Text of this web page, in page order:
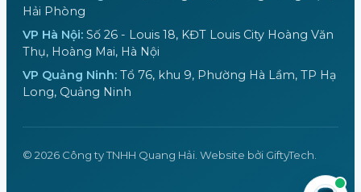
Hải Phòng
VP Hà Nội: Số 26 - Louis 18, KĐT Louis City Hoàng Văn
Thụ, Hoàng Mai, Hà Nội
VP Quảng Ninh: Tổ 76, khu 9, Phường Hà Lầm, TP Hạ
Long, Quảng Ninh
© 2026 Công ty TNHH Quang Hải. Website bởi GiftyTech.